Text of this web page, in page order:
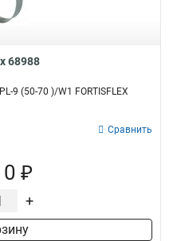
68988
9 (50-70 )/W1 FORTISFLEX
Сравнить
₽
+